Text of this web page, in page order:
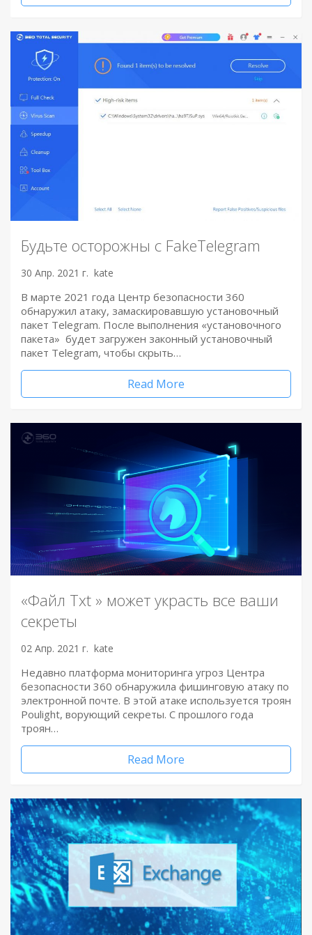
Будьте осторожны с FakeTelegram
30 Апр. 2021 г. kate
В марте 2021 года Центр безопасности 360
обнаружил атаку, замаскировавшую установочный
пакет Telegram. После выполнения «установочного
пакета» будет загружен законный установочный
пакет Telegram, чтобы скрыть…
Read More
«Файл Txt » может украсть все ваши
секреты
02 Апр. 2021 г. kate
Недавно платформа мониторинга угроз Центра
безопасности 360 обнаружила фишинговую атаку по
электронной почте. В этой атаке используется троян
Poulight, ворующий секреты. С прошлого года
троян…
Read More